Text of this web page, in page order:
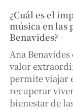
¿Cuál es el
música en las
Benavides?
Ana
valor
permite viajar
recuperar
bienestar de